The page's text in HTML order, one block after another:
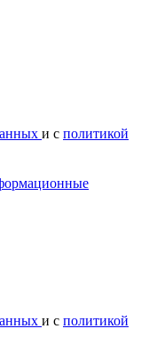
и с политикой
и с политикой